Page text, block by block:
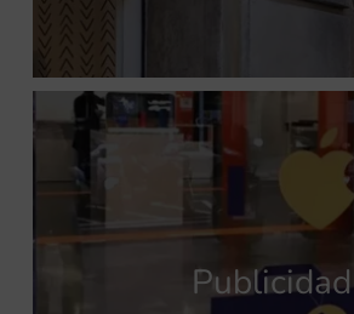
Publicidad